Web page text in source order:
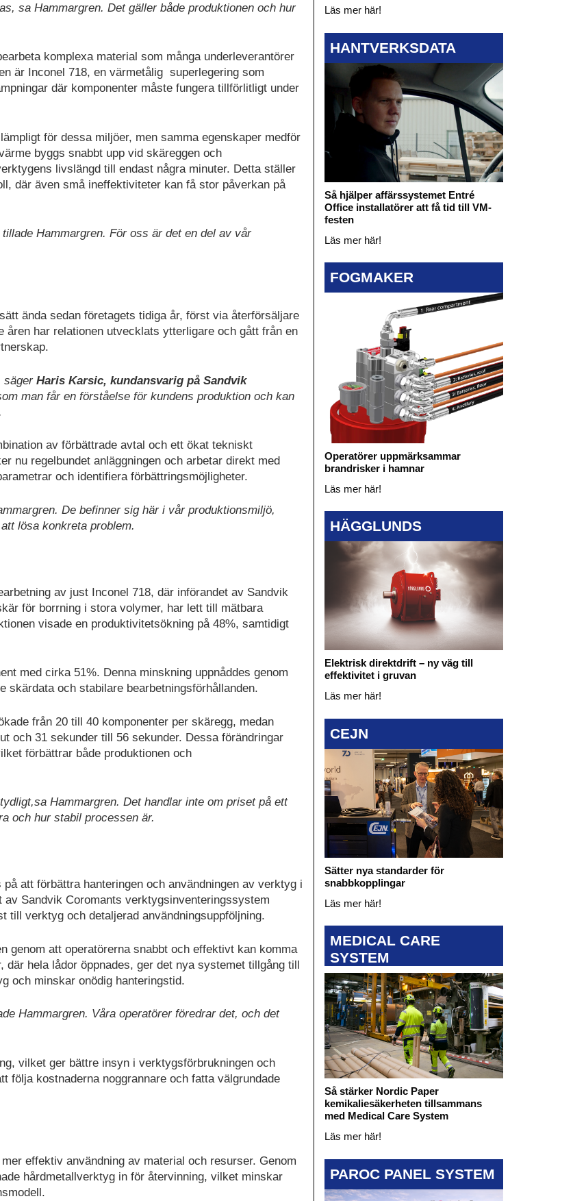
sa Hammargren. Det gäller både produktionen och hur
komplexa material som många underleverantörer
är Inconel 718, en värmetålig superlegering som
där komponenter måste fungera tillförlitligt under
för dessa miljöer, men samma egenskaper medför
byggs snabbt upp vid skäreggen och
livslängd till endast några minuter. Detta ställer
där även små ineffektiviteter kan få stor påverkan på
Hammargren. För oss är det en del av vår
ända sedan företagets tidiga år, först via återförsäljare
har relationen utvecklats ytterligare och gått från en
säger Haris Karsic, kundansvarig på Sandvik
man får en förståelse för kundens produktion och kan
av förbättrade avtal och ett ökat tekniskt
nu regelbundet anläggningen och arbetar direkt med
och identifiera förbättringsmöjligheter.
De befinner sig här i vår produktionsmiljö,
lösa konkreta problem.
av just Inconel 718, där införandet av Sandvik
för borrning i stora volymer, har lett till mätbara
visade en produktivitetsökning på 48%, samtidigt
med cirka 51%. Denna minskning uppnåddes genom
och stabilare bearbetningsförhållanden.
från 20 till 40 komponenter per skäregg, medan
och 31 sekunder till 56 sekunder. Dessa förändringar
förbättrar både produktionen och
Hammargren. Det handlar inte om priset på ett
och hur stabil processen är.
att förbättra hanteringen och användningen av verktyg i
Sandvik Coromants verktygsinventeringssystem
till verktyg och detaljerad användningsuppföljning.
genom att operatörerna snabbt och effektivt kan komma
hela lådor öppnades, ger det nya systemet tillgång till
och minskar onödig hanteringstid.
Hammargren. Våra operatörer föredrar det, och det
vilket ger bättre insyn i verktygsförbrukningen och
följa kostnaderna noggrannare och fatta välgrundade
effektiv användning av material och resurser. Genom
hårdmetallverktyg in för återvinning, vilket minskar
Läs mer här!
HANTVERKSDATA
Så hjälper affärssystemet Entré
Office installatörer att få tid till VM-
festen
Läs mer här!
FOGMAKER
Operatörer uppmärksammar
brandrisker i hamnar
Läs mer här!
HÄGGLUNDS
Elektrisk direktdrift – ny väg till
effektivitet i gruvan
Läs mer här!
CEJN
Sätter nya standarder för
snabbkopplingar
Läs mer här!
MEDICAL CARE
SYSTEM
Så stärker Nordic Paper
kemikaliesäkerheten tillsammans
med Medical Care System
Läs mer här!
PAROC PANEL SYSTEM